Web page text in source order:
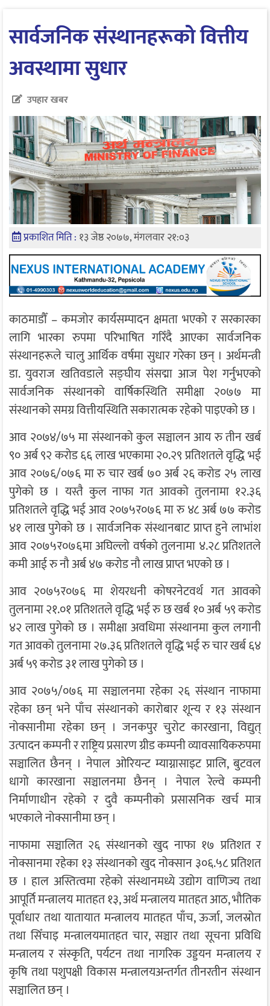
सार्वजनिक संस्थानहरूको वित्तीय
अवस्थामा सुधार
उपहार खबर
प्रकाशित मिति : १३ जेष्ठ २०७७, मंगलवार २१:०३
काठमाडौँ – कमजोर कार्यसम्पादन क्षमता भएको र सरकारका
लागि भारका रुपमा परिभाषित गरिँदै आएका सार्वजनिक
संस्थानहरूले चालु आर्थिक वर्षमा सुधार गरेका छन् । अर्थमन्त्री
डा. युवराज खतिवडाले सङ्घीय संसद्मा आज पेश गर्नुभएको
सार्वजनिक संस्थानको वार्षिकस्थिति समीक्षा २०७७ मा
संस्थानको समग्र वित्तीयस्थिति सकारात्मक रहेको पाइएको छ ।
आव २०७४/७५ मा संस्थानको कुल सञ्चालन आय रु तीन खर्ब
९० अर्ब ९२ करोड ६६ लाख भएकामा २०.२९ प्रतिशतले वृद्धि भई
आव २०७६/०७६ मा रु चार खर्ब ७० अर्ब २६ करोड २५ लाख
पुगेको छ । यस्तै कुल नाफा गत आवको तुलनामा १२.३६
प्रतिशतले वृद्धि भई आव २०७५र०७६ मा रु ४८ अर्ब ७७ करोड
४१ लाख पुगेको छ । सार्वजनिक संस्थानबाट प्राप्त हुने लाभांश
आव २०७५र०७६मा अघिल्लो वर्षको तुलनामा ४.२८ प्रतिशतले
कमी आई रु नौ अर्ब ४७ करोड नौ लाख प्राप्त भएको छ ।
आव २०७५र०७६ मा शेयरधनी कोषरनेटवर्थ गत आवको
तुलनामा २१.०१ प्रतिशतले वृद्धि भई रु छ खर्ब १० अर्ब ५९ करोड
४२ लाख पुगेको छ । समीक्षा अवधिमा संस्थानमा कुल लगानी
गत आवको तुलनामा २७.३६ प्रतिशतले वृद्धि भई रु चार खर्ब ६४
अर्ब ५९ करोड ३१ लाख पुगेको छ ।
आव २०७५/०७६ मा सञ्चालनमा रहेका २६ संस्थान नाफामा
रहेका छन् भने पाँच संस्थानको कारोबार शून्य र १३ संस्थान
नोक्सानीमा रहेका छन् । जनकपुर चुरोट कारखाना, विद्युत्
उत्पादन कम्पनी र राष्ट्रिय प्रसारण ग्रीड कम्पनी व्यावसायिकरुपमा
सञ्चालित छैनन् । नेपाल ओरियन्ट म्याग्नासाइट प्रालि, बुटवल
धागो कारखाना सञ्चालनमा छैनन् । नेपाल रेल्वे कम्पनी
निर्माणाधीन रहेको र दुवै कम्पनीको प्रसासनिक खर्च मात्र
भएकाले नोक्सानीमा छन् ।
नाफामा सञ्चालित २६ संस्थानको खुद नाफा १७ प्रतिशत र
नोक्सानमा रहेका १३ संस्थानको खुद नोक्सान ३०६.५८ प्रतिशत
छ । हाल अस्तित्वमा रहेको संस्थानमध्ये उद्योग वाणिज्य तथा
आपूर्ति मन्त्रालय मातहत १३, अर्थ मन्त्रालय मातहत आठ, भौतिक
पूर्वाधार तथा यातायात मन्त्रालय मातहत पाँच, ऊर्जा, जलस्रोत
तथा सिँचाइ मन्त्रालयमातहत चार, सञ्चार तथा सूचना प्रविधि
मन्त्रालय र संस्कृति, पर्यटन तथा नागरिक उड्डयन मन्त्रालय र
कृषि तथा पशुपक्षी विकास मन्त्रालयअन्तर्गत तीनरतीन संस्थान
सञ्चालित छन् ।